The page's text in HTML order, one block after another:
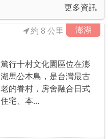
更多資訊
澎湖
約 8 公里
篤行十村文化園區位在澎
湖馬公本島，是台灣最古
老的眷村，房舍融合日式
住宅、本...